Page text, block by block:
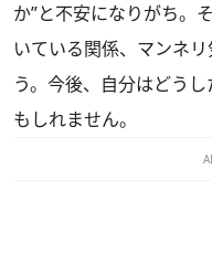
か”と不安になりがち。
いている関係、マンネ
う。今後、自分はどう
もしれません。